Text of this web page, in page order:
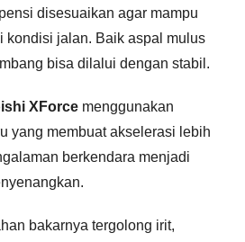
disesuaikan agar mampu
kondisi jalan. Baik aspal mulus
bisa dilalui dengan stabil.
XForce menggunakan
yang membuat akselerasi lebih
berkendara menjadi
bakarnya tergolong irit,